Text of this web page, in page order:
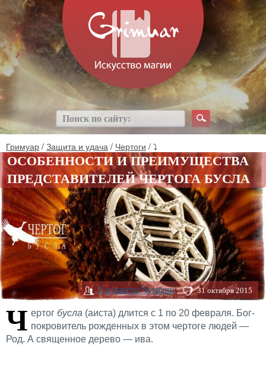
Гримуар / Защита и удача / Чертоги / ⤵
ОСОБЕННОСТИ И ПРЕИМУЩЕСТВА
ПРЕДСТАВИТЕЛЕЙ ЧЕРТОГА БУСЛА
Елизавета Чумбаш 31 октября 2015
Ч ертог бусла (аиста) длится с 1 по 20 февраля. Бог-
покровитель рожденных в этом чертоге людей —
Род. А священное дерево — ива.